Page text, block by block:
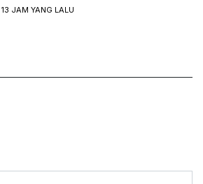
13 JAM YANG LALU